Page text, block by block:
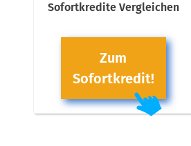
Sofortkredite Vergleichen
Zum
Sofortkredit!